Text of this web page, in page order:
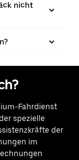
nicht
Fahrdienst
spezielle
der
im